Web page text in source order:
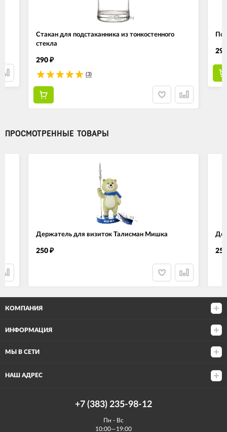
Стакан для подстаканника из тонкостенного
стекла
290 ₽
(3)
ПРОСМОТРЕННЫЕ ТОВАРЫ
Держатель для визиток Талисман Мишка
250 ₽
КОМПАНИЯ
ИНФОРМАЦИЯ
МЫ В СЕТИ
НАШ АДРЕС
+7 (383) 235-98-12
Пн - Вс
10:00—19:00